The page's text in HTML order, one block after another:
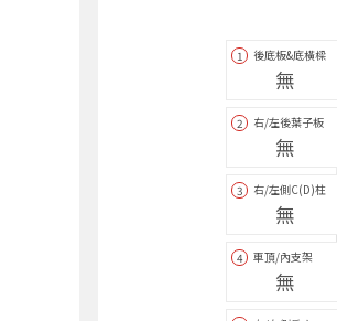
1 後底板&底橫樑
無
2 右/左後葉子板
無
3 右/左側C(D)柱
無
4 車頂/內支架
無